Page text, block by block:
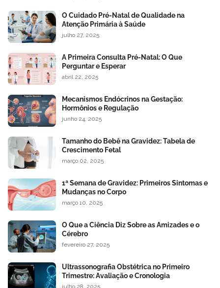
O Cuidado Pré-Natal de Qualidade na
Atenção Primária à Saúde
julho 27, 2025
A Primeira Consulta Pré-Natal: O Que
Perguntar e Esperar
abril 22, 2025
Mecanismos Endócrinos na Gestação:
Hormônios e Regulação
junho 24, 2025
Tamanho do Bebê na Gravidez: Tabela de
Crescimento Fetal
março 02, 2025
1ª Semana de Gravidez: Primeiros Sintomas e
Mudanças no Corpo
março 10, 2025
O Que a Ciência Diz Sobre as Amizades e o
Cérebro
fevereiro 27, 2025
Ultrassonografia Obstétrica no Primeiro
Trimestre: Avaliação e Cronologia
julho 28, 2025